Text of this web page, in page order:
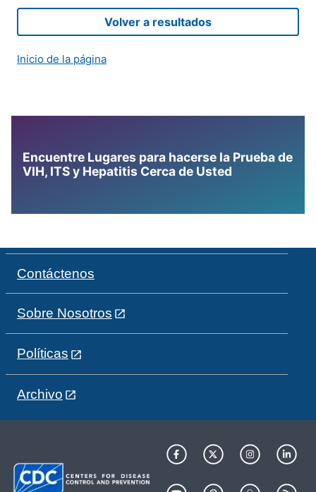
Volver a resultados
Inicio de la página
Encuentre Lugares para hacerse la Prueba de
VIH, ITS y Hepatitis Cerca de Usted
Contáctenos
Sobre Nosotros
Políticas
Archivo